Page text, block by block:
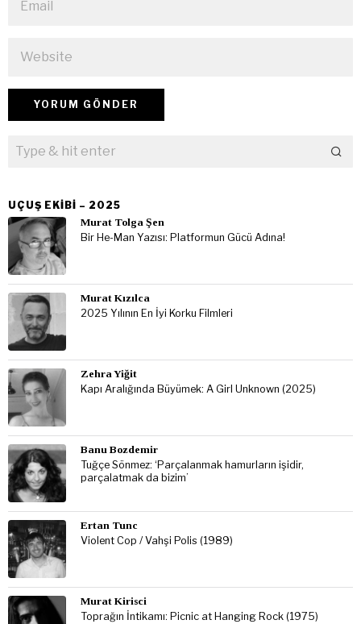
UÇUŞ EKIBI – 2025
Murat Tolga Şen
Bir He-Man Yazısı: Platformun Gücü Adına!
Murat Kızılca
2025 Yılının En İyi Korku Filmleri
Zehra Yiğit
Kapı Aralığında Büyümek: A Girl Unknown (2025)
Banu Bozdemir
Tuğçe Sönmez: ‘Parçalanmak hamurların işidir,
parçalatmak da bizim’
Ertan Tunc
Violent Cop / Vahşi Polis (1989)
Murat Kirisci
Toprağın İntikamı: Picnic at Hanging Rock (1975)